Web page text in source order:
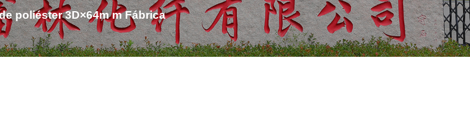
poliéster 3D×64m m Fábrica